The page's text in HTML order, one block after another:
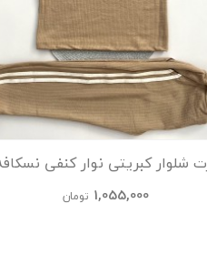
شلوار کبریتی نوار کنفی
kids
1,055,000 تومان